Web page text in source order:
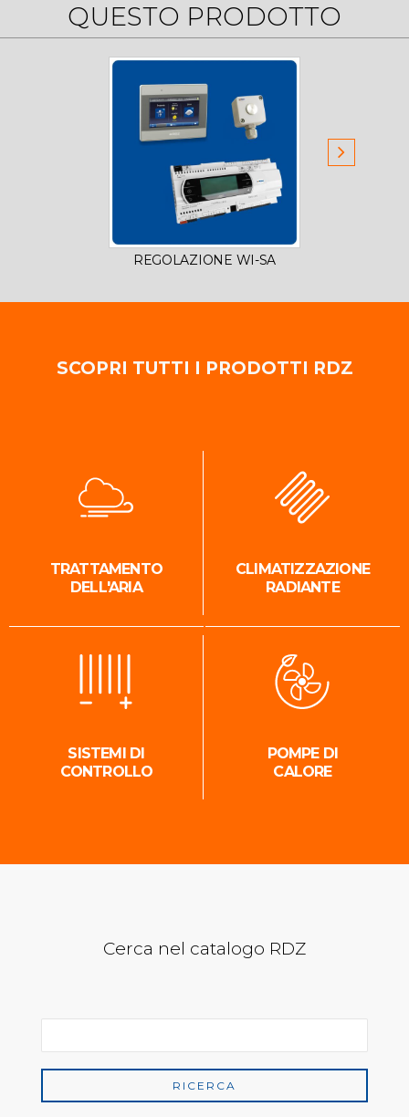
QUESTO PRODOTTO
REGOLAZIONE WI-SA
SCOPRI TUTTI I PRODOTTI RDZ
TRATTAMENTO
DELL'ARIA
CLIMATIZZAZIONE
RADIANTE
SISTEMI DI
CONTROLLO
POMPE DI
CALORE
Cerca nel catalogo RDZ